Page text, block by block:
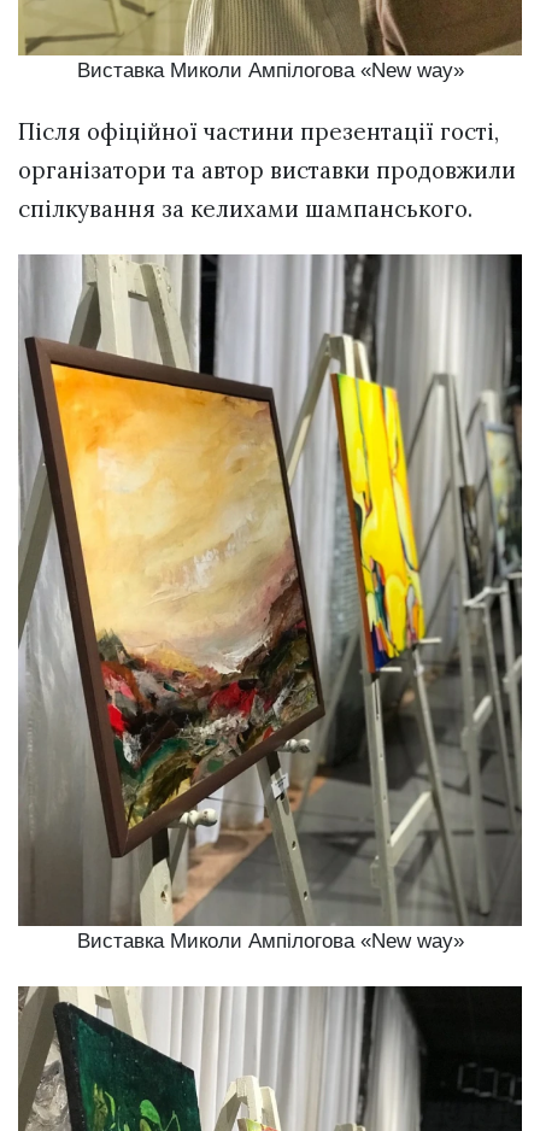
Виставка Миколи Ампілогова «New way»
Після офіційної частини презентації гості,
організатори та автор виставки продовжили
спілкування за келихами шампанського.
Виставка Миколи Ампілогова «New way»